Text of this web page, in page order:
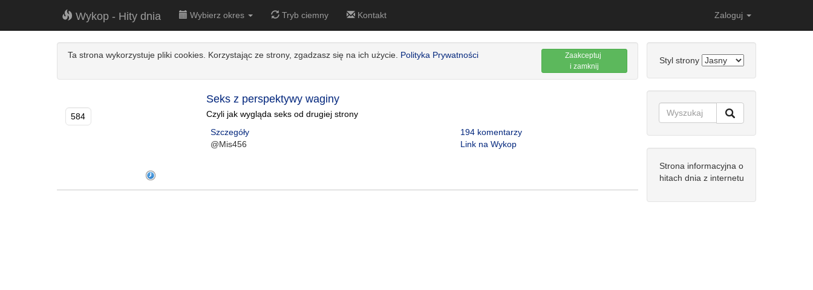
Wykop - Hity dnia Wybierz okres Tryb ciemny Kontakt Zaloguj
Ta strona wykorzystuje pliki cookies. Korzystając ze strony, zgadzasz się na ich użycie. Polityka Prywatności
Zaakceptuj
i zamknij
584
Seks z perspektywy waginy
Czyli jak wygląda seks od drugiej strony
Szczegóły
@Mis456
194 komentarzy
Link na Wykop
Styl strony
Strona informacyjna o
hitach dnia z internetu